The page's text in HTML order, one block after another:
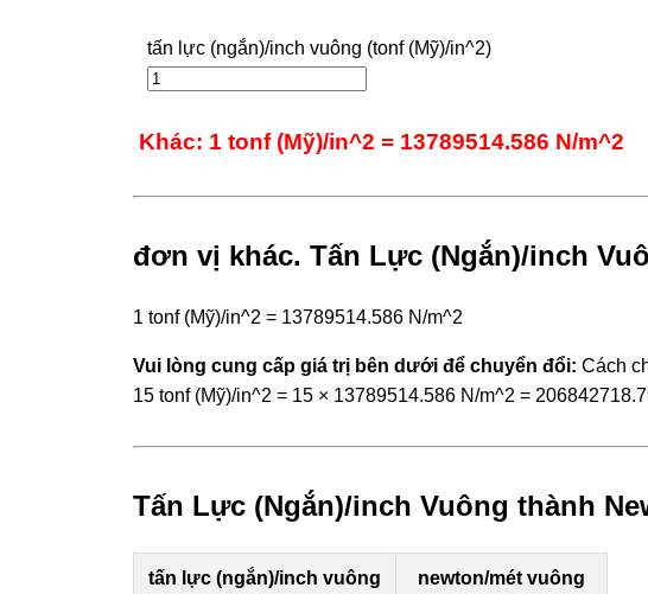
tấn lực (ngắn)/inch vuông (tonf (Mỹ)/in^2)
Khác: 1 tonf (Mỹ)/in^2 = 13789514.586 N/m^2
đơn vị khác. Tấn Lực (Ngắn)/inch
1 tonf (Mỹ)/in^2 = 13789514.586 N/m^2
Vui lòng cung cấp giá trị bên dưới để chuyển đổi: Cách
15 tonf (Mỹ)/in^2 = 15 × 13789514.586 N/m^2 =
Tấn Lực (Ngắn)/inch Vuông thành
tấn lực (ngắn)/inch vuông newton/mét vuông